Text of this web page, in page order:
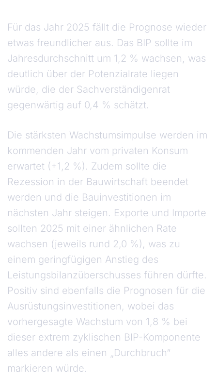
Für das Jahr 2025 fällt die Prognose wieder
etwas freundlicher aus. Das BIP sollte im
Jahresdurchschnitt um 1,2 % wachsen, was
deutlich über der Potenzialrate liegen
würde, die der Sachverständigenrat
gegenwärtig auf 0,4 % schätzt.
Die stärksten Wachstumsimpulse werden im
kommenden Jahr vom privaten Konsum
erwartet (+1,2 %). Zudem sollte die
Rezession in der Bauwirtschaft beendet
werden und die Bauinvestitionen im
nächsten Jahr steigen. Exporte und Importe
sollten 2025 mit einer ähnlichen Rate
wachsen (jeweils rund 2,0 %), was zu
einem geringfügigen Anstieg des
Leistungsbilanzüberschusses führen dürfte.
Positiv sind ebenfalls die Prognosen für die
Ausrüstungsinvestitionen, wobei das
vorhergesagte Wachstum von 1,8 % bei
dieser extrem zyklischen BIP-Komponente
alles andere als einen „Durchbruch“
markieren würde.